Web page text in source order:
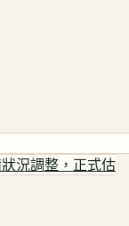
況調整，正式估